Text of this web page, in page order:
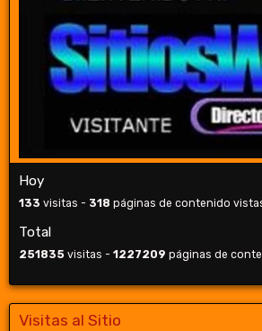
Hoy
133 visitas - 318 páginas de contenido
Total
251835 visitas - 1227209 páginas de
Visitas al Sitio